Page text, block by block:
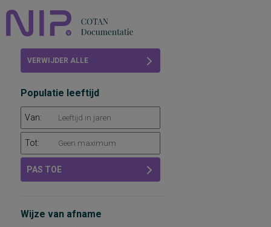
Abonneren
VERWIJDER ALLE
Populatie leeftijd
Van:
Tot:
PAS TOE
Wijze van afname